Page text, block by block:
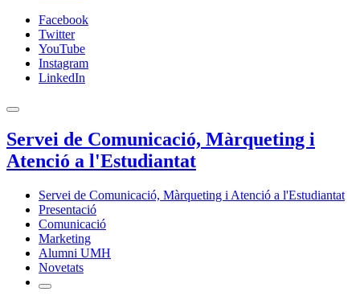
Facebook
Twitter
YouTube
Instagram
LinkedIn
Servei de Comunicació, Màrqueting i
Atenció a l'Estudiantat
Servei de Comunicació, Màrqueting i Atenció a l'Estudiantat
Presentació
Comunicació
Marketing
Alumni UMH
Novetats